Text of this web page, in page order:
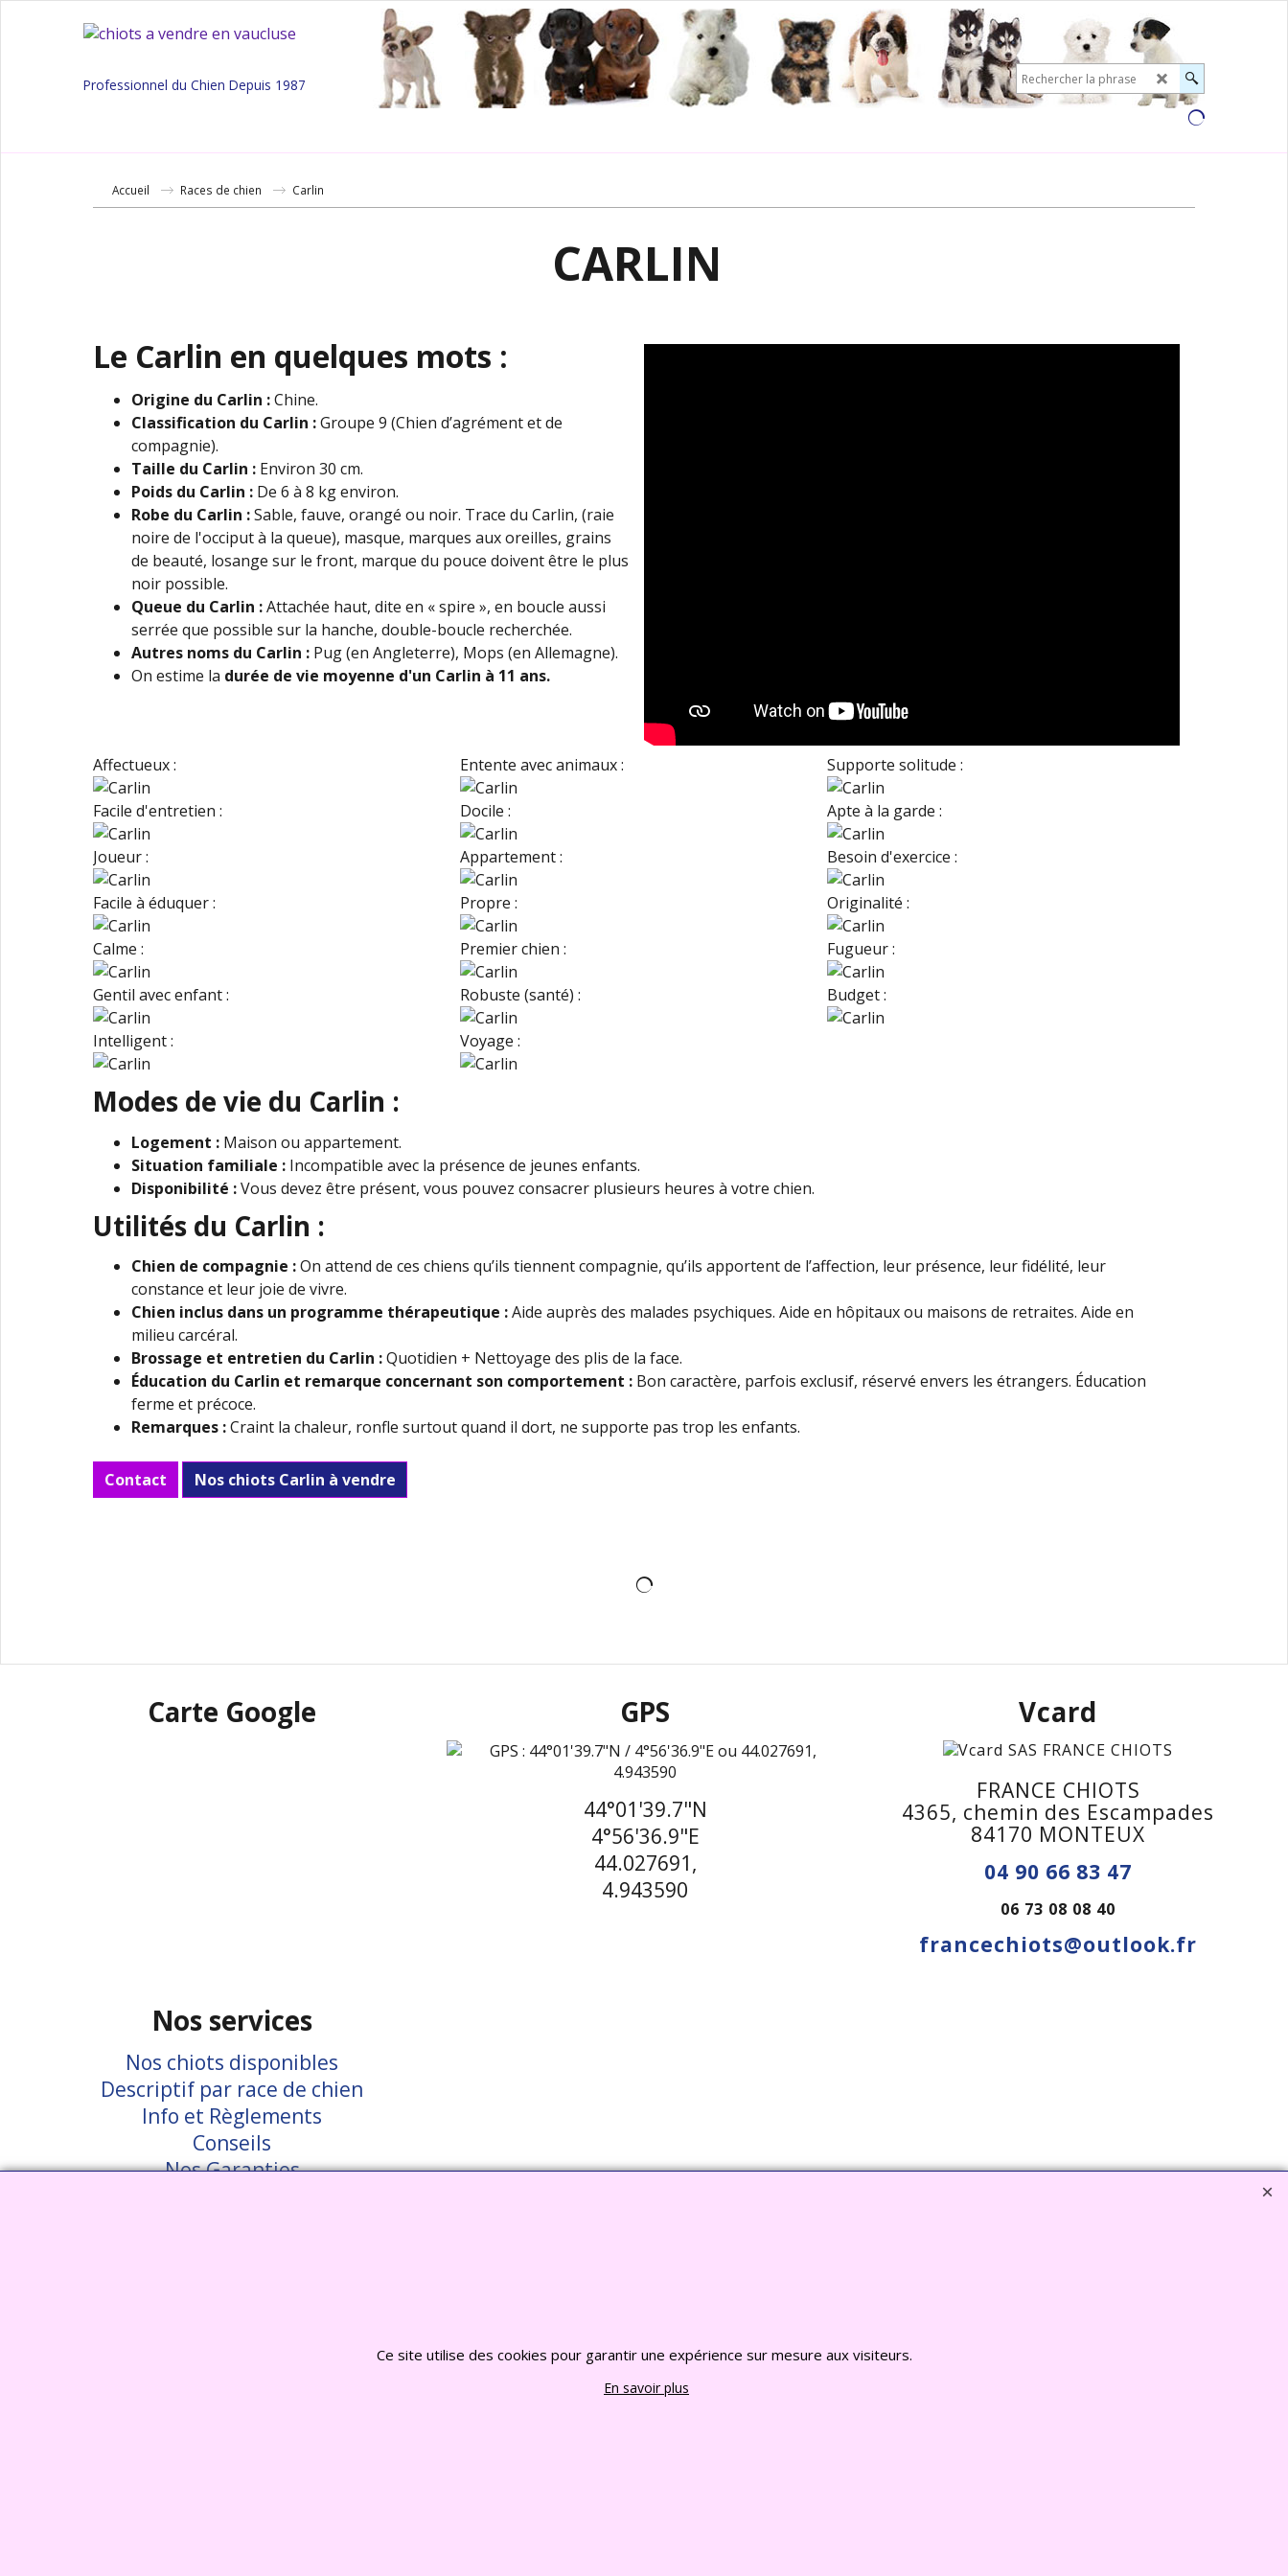
Professionnel du Chien Depuis 1987
Accueil Races de chien Carlin
CARLIN
Le Carlin en quelques mots :
Origine du Carlin :Chine.
Classification du Carlin :Groupe 9 (Chien d’agrément et de
compagnie).
Taille du Carlin : Environ 30 cm.
Poids du Carlin : De 6 à 8 kg environ.
Robe du Carlin :Sable, fauve, orangé ou noir. Trace du Carlin, (raie
noire de l'occiput à la queue), masque, marques aux oreilles, grains
de beauté, losange sur le front, marque du pouce doivent être le plus
noir possible.
Queue du Carlin :Attachée haut, dite en « spire », en boucle aussi
serrée que possible sur la hanche, double-boucle recherchée.
Autres noms du Carlin : Pug (en Angleterre), Mops (en Allemagne).
On estime la durée de vie moyenne d'un Carlin à 11 ans.
Affectueux : Entente avec animaux : Supporte solitude :
Facile d'entretien : Docile : Apte à la garde :
Joueur : Appartement : Besoin d'exercice :
Facile à éduquer : Propre : Originalité :
Calme : Premier chien : Fugueur :
Gentil avec enfant : Robuste (santé) : Budget :
Intelligent : Voyage :
Modes de vie du Carlin :
Logement : Maison ou appartement.
Situation familiale : Incompatible avec la présence de jeunes enfants.
Disponibilité :Vous devez être présent, vous pouvez consacrer plusieurs heures à votre chien.
Utilités du Carlin :
Chien de compagnie :On attend de ces chiens qu’ils tiennent compagnie, qu’ils apportent de l’affection, leur présence, leur fidélité, leur
constance et leur joie de vivre.
Chien inclus dans un programme thérapeutique :Aide auprès des malades psychiques. Aide en hôpitaux ou maisons de retraites. Aide en
milieu carcéral.
Brossage et entretien du Carlin :Quotidien + Nettoyage des plis de la face.
Éducation du Carlin et remarque concernant son comportement : Bon caractère, parfois exclusif, réservé envers les étrangers. Éducation
ferme et précoce.
Remarques :Craint la chaleur, ronfle surtout quand il dort, ne supporte pas trop les enfants.
Contact Nos chiots Carlin à vendre
Carte Google
Nos services
Nos chiots disponibles
Descriptif par race de chien
Info et Règlements
Conseils
Nos Garanties
GPS
44°01'39.7"N
4°56'36.9"E
44.027691,
4.943590
Vcard
FRANCE CHIOTS
4365, chemin des Escampades
84170 MONTEUX
04 90 66 83 47
06 73 08 08 40
francechiots@outlook.fr
2022 FRANCE CHIOTS © Tous droits reserves
Boutique en ligne créés
Ce site utilise des cookies pour garantir une expérience sur mesure aux visiteurs.
En savoir plus